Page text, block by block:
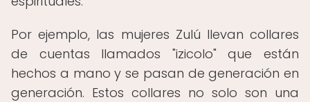
Por ejemplo, las mujeres Zulú llevan collares
de cuentas llamados "izicolo" que están
hechos a mano y se pasan de generación en
generación. Estos collares no solo son una